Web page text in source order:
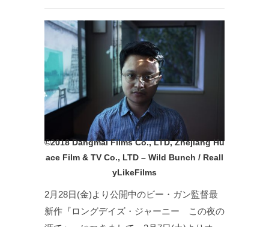
©️2018 Dangmai Films Co., LTD, Zhejiang Hu
ace Film & TV Co., LTD – Wild Bunch / Reall
yLikeFilms
2月28日(金)より公開中のビー・ガン監督最
新作『ロングデイズ・ジャーニー この夜の